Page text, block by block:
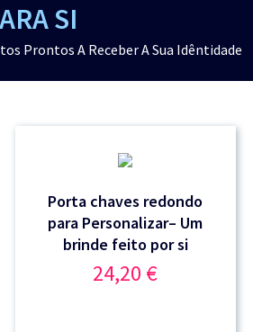
SI
Prontos A Receber A Sua Idêntidade
Porta chaves redondo
para Personalizar– Um
brinde feito por si
24,20 €